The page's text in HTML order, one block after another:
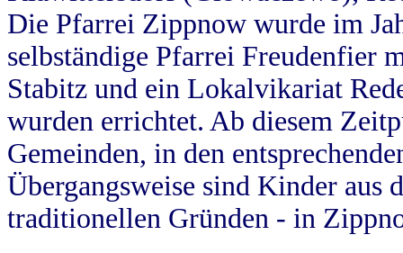
Die Pfarrei Zippnow wurde im
selbständige Pfarrei Freudenfier
Stabitz und ein Lokalvikariat
wurden errichtet. Ab diesem
Gemeinden, in den
Übergangsweise sind Kinder aus
traditionellen Gründen - in